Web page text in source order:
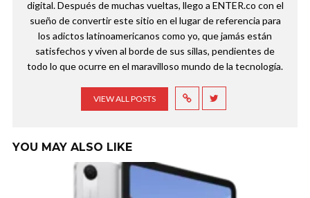
digital. Después de muchas vueltas, llego a ENTER.co con el
sueño de convertir este sitio en el lugar de referencia para
los adictos latinoamericanos como yo, que jamás están
satisfechos y viven al borde de sus sillas, pendientes de
todo lo que ocurre en el maravilloso mundo de la tecnología.
VIEW ALL POSTS
YOU MAY ALSO LIKE